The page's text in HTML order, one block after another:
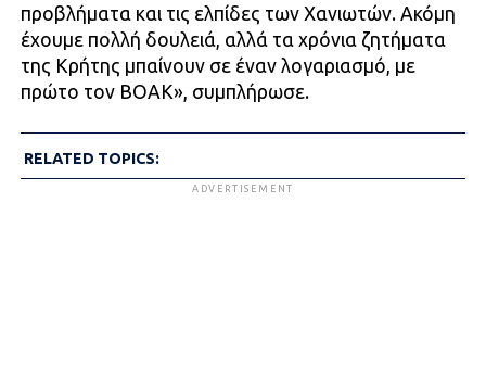
προβλήματα και τις ελπίδες των Χανιωτών. Ακόμη
έχουμε πολλή δουλειά, αλλά τα χρόνια ζητήματα
της Κρήτης μπαίνουν σε έναν λογαριασμό, με
πρώτο τον ΒΟΑΚ», συμπλήρωσε.
RELATED TOPICS:
ADVERTISEMENT